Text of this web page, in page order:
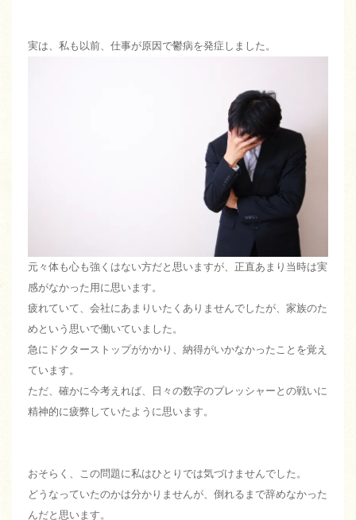
実は、私も以前、仕事が原因で鬱病を発症しました。
元々体も心も強くはない方だと思いますが、正直あまり当時は実
感がなかった用に思います。
疲れていて、会社にあまりいたくありませんでしたが、家族のた
めという思いで働いていました。
急にドクターストップがかかり、納得がいかなかったことを覚え
ています。
ただ、確かに今考えれば、日々の数字のプレッシャーとの戦いに
精神的に疲弊していたように思います。
おそらく、この問題に私はひとりでは気づけませんでした。
どうなっていたのかは分かりませんが、倒れるまで辞めなかった
んだと思います。